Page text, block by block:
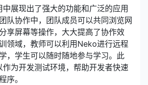
展现出了强大的功能和广泛的应用
队协作中，团队成员可以共同浏览网
享屏幕等操作，大大提高了协作效
领域，教师可以利用Neko进行远程
，学生可以随时随地参与学习。此
为开发测试环境，帮助开发者快速
序。